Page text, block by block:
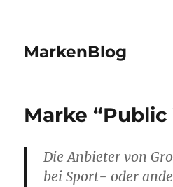
MarkenBlog
Marke
Die Anbieter von
bei Sport- oder